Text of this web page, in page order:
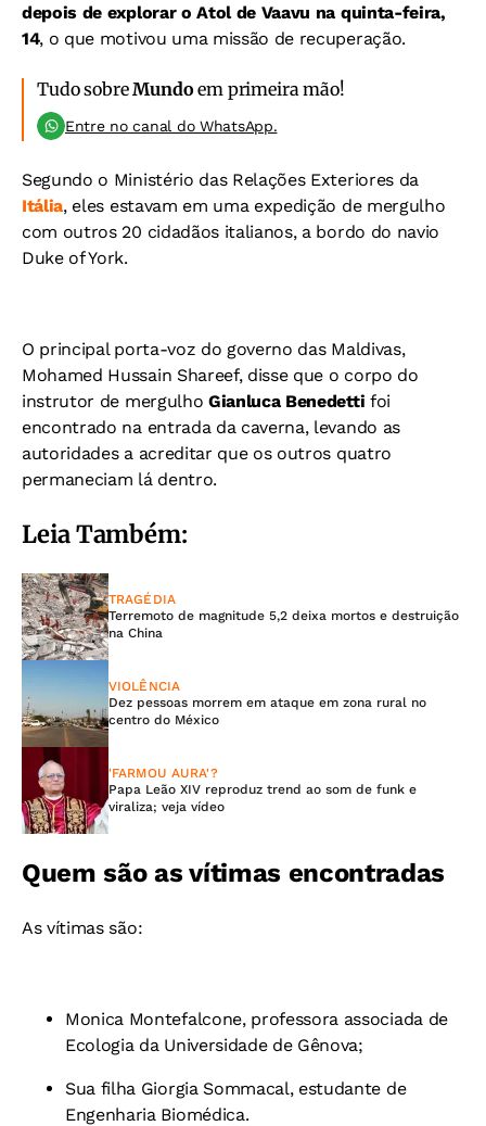
depois de explorar o Atol de Vaavu na quinta-feira,
14, o que motivou uma missão de recuperação.
Tudo sobreMundo em primeira mão!
Entre no canal do WhatsApp.
Segundo o Ministério das Relações Exteriores da
Itália, eles estavam em uma expedição de mergulho
com outros 20 cidadãos italianos, a bordo do navio
Duke of York.
O principal porta-voz do governo das Maldivas,
Mohamed Hussain Shareef, disse que o corpo do
instrutor de mergulho Gianluca Benedetti foi
encontrado na entrada da caverna, levando as
autoridades a acreditar que os outros quatro
permaneciam lá dentro.
Leia Também:
TRAGÉDIA
Terremoto de magnitude 5,2 deixa mortos e destruição
na China
VIOLÊNCIA
Dez pessoas morrem em ataque em zona rural no
centro do México
'FARMOU AURA'?
Papa Leão XIV reproduz trend ao som de funk e
viraliza; veja vídeo
Quem são as vítimas encontradas
As vítimas são:
Monica Montefalcone, professora associada de
Ecologia da Universidade de Gênova;
Sua filha Giorgia Sommacal, estudante de
Engenharia Biomédica.